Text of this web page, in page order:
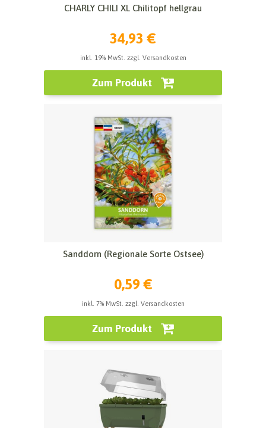
CHARLY CHILI XL Chilitopf hellgrau
34,93 €
inkl. 19% MwSt. zzgl. Versandkosten
Zum Produkt
Sanddorn (Regionale Sorte Ostsee)
0,59 €
inkl. 7% MwSt. zzgl. Versandkosten
Zum Produkt